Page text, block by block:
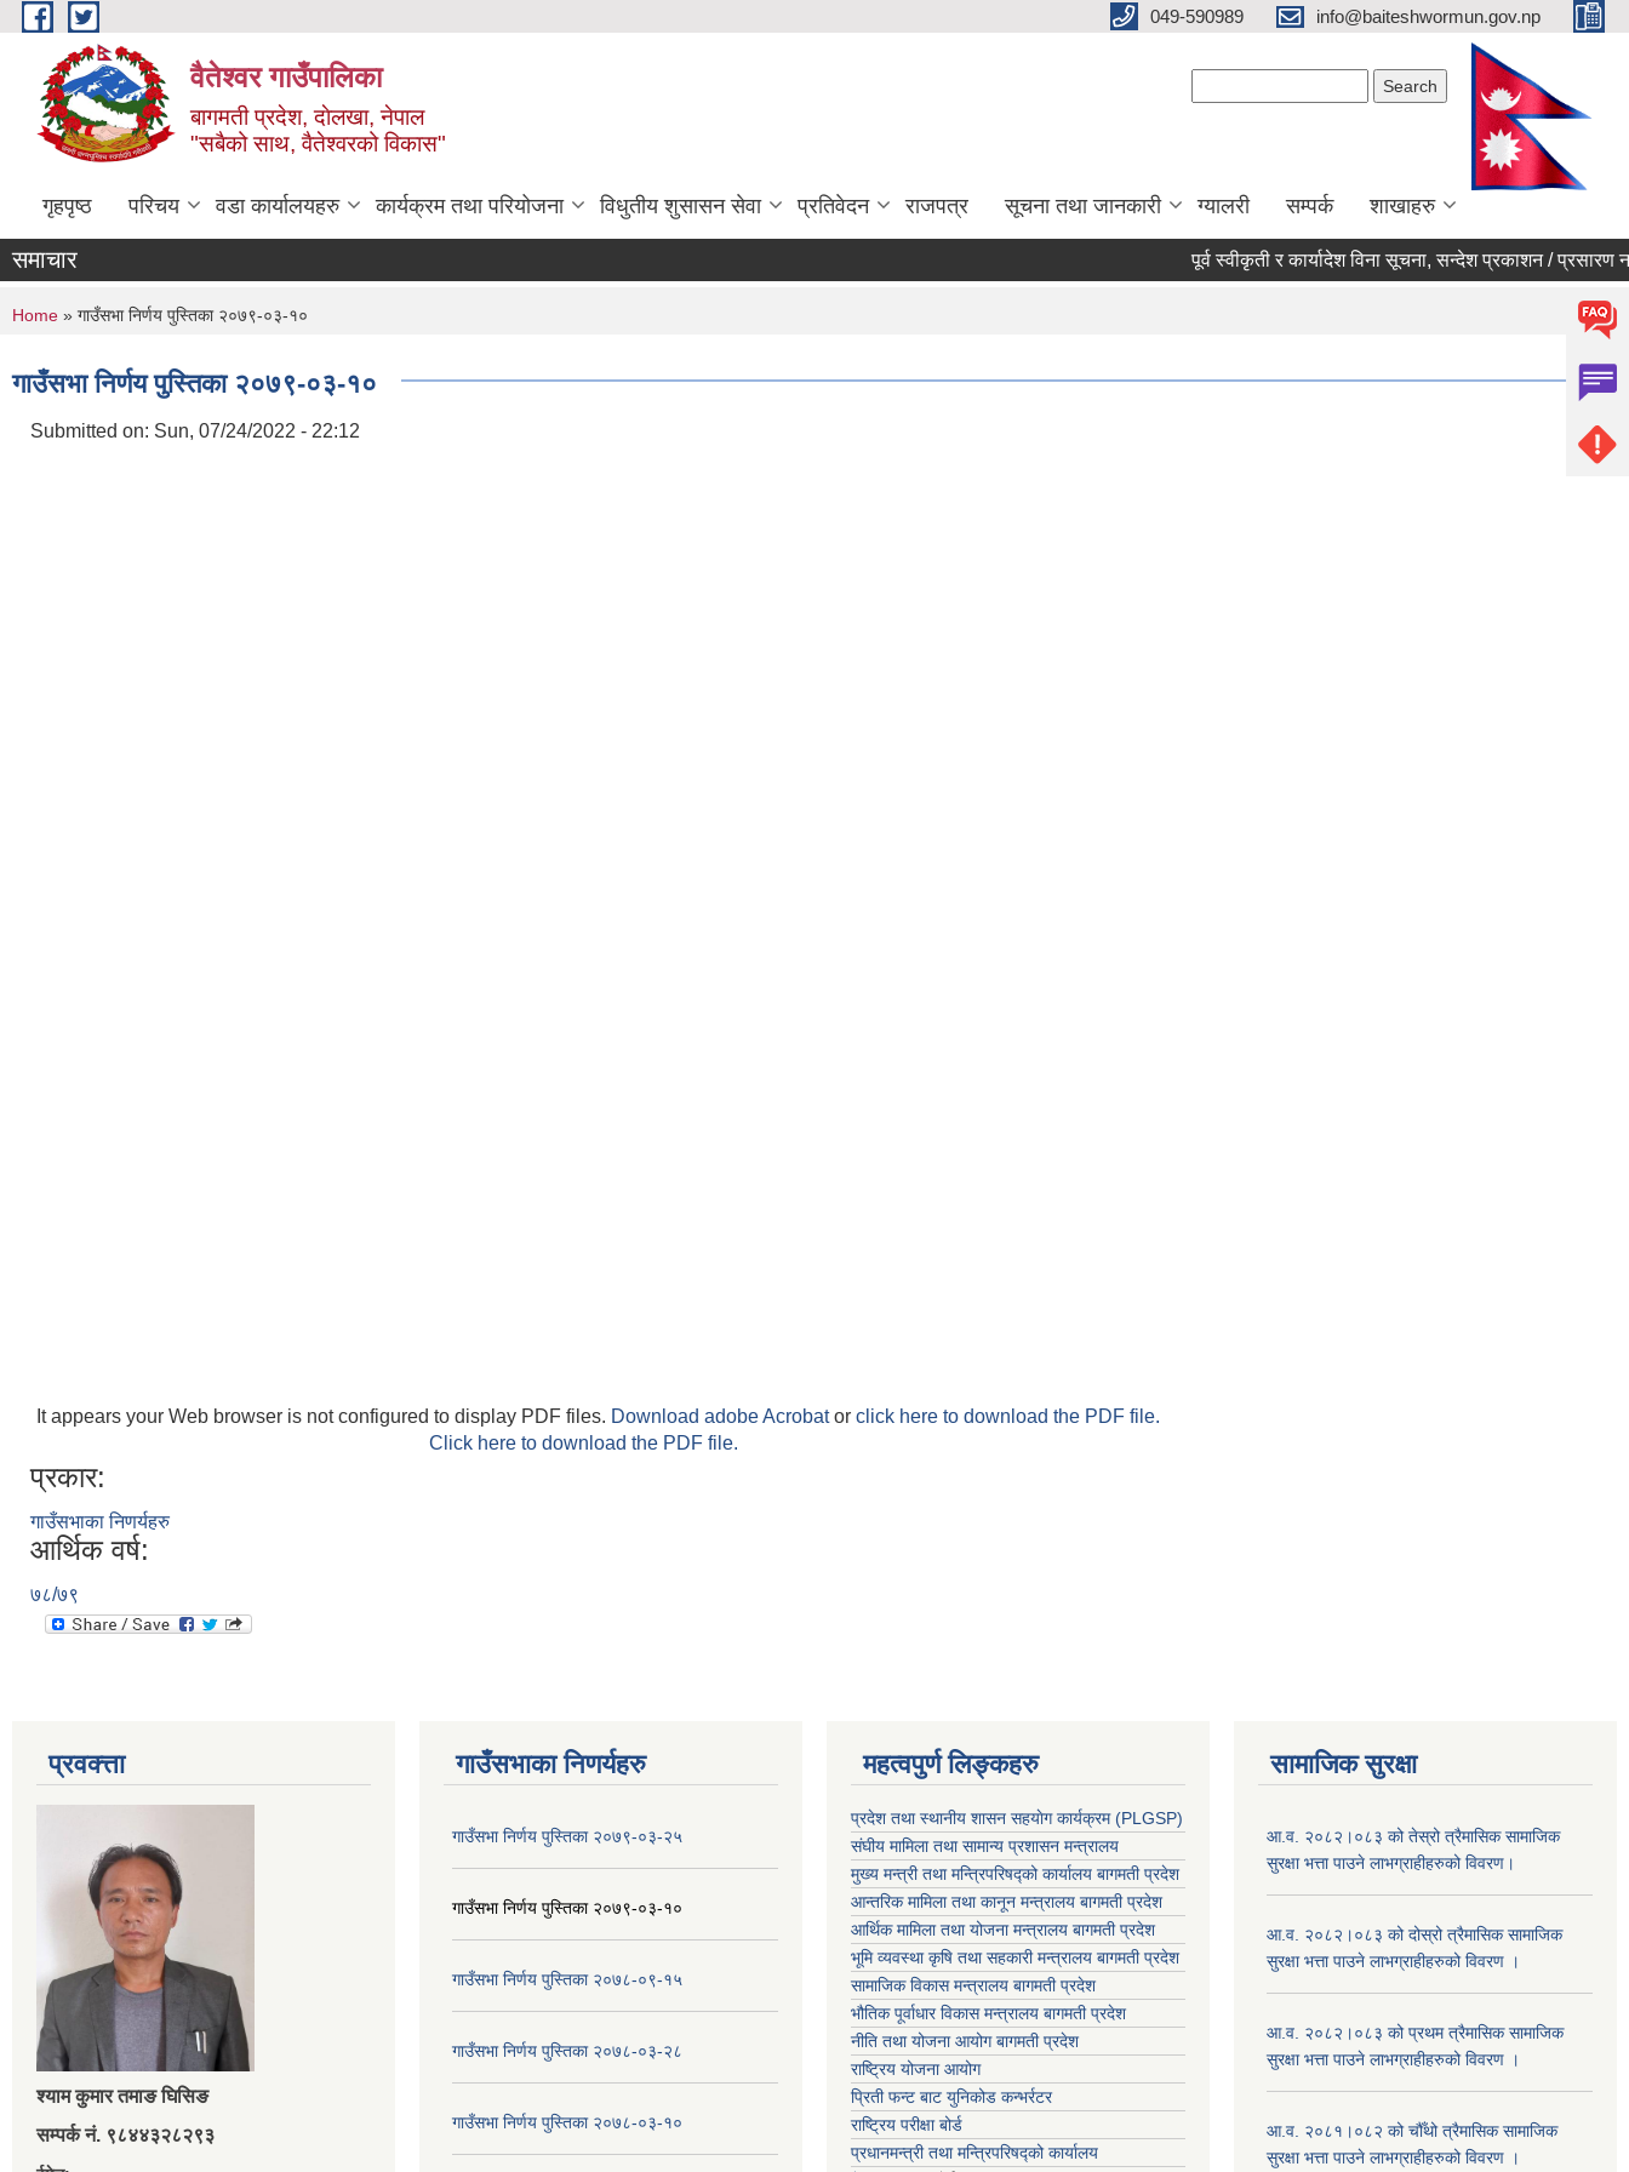
Skip to main content 049-590989 info@baiteshwormun.gov.np
वैतेश्वर गाउँपालिका
बागमती प्रदेश, दाेलखा, नेपाल
"सबैको साथ, वैतेश्वरको विकास"
गृहपृष्ठ परिचय वडा कार्यालयहरु कार्यक्रम तथा परियोजना विधुतीय शुसासन सेवा प्रतिवेदन राजपत्र सूचना तथा जानकारी ग्यालरी सम्पर्क शाखाहरु
समाचार पूर्व स्वीकृती र कार्यादेश विना सूचना, सन्देश प्रकाशन / प्रसारण नगर्ने
You are here
Home » गाउँसभा निर्णय पुस्तिका २०७९-०३-१०
गाउँसभा निर्णय पुस्तिका २०७९-०३-१०
Submitted on: Sun, 07/24/2022 - 22:12
It appears your Web browser is not configured to display PDF files. Download adobe Acrobator click here to download the PDF file.
Click here to download the PDF file.
प्रकार:
गाउँसभाका निणर्यहरु
आर्थिक वर्ष:
७८/७९
प्रवक्त्ता
श्‍याम कुमार तमाङ घिसिङ
सम्पर्क नं. ९८४४३२८२९३
गाउँसभाका निणर्यहरु
गाउँसभा निर्णय पुस्तिका २०७९-०३-२५
गाउँसभा निर्णय पुस्तिका २०७९-०३-१०
गाउँसभा निर्णय पुस्तिका २०७८-०९-१५
गाउँसभा निर्णय पुस्तिका २०७८-०३-२८
गाउँसभा निर्णय पुस्तिका २०७८-०३-१०
महत्वपुर्ण लिङ्कहरु
प्रदेश तथा स्थानीय शासन सहयाेग कार्यक्रम (PLGSP)
संघीय मामिला तथा सामान्य प्रशासन मन्त्रालय
मुख्य मन्त्री तथा मन्त्रिपरिषद्को कार्यालय बागमती प्रदेश
आन्तरिक मामिला तथा कानून मन्त्रालय बागमती प्रदेश
आर्थिक मामिला तथा योजना मन्त्रालय बागमती प्रदेश
भूमि व्यवस्था कृषि तथा सहकारी मन्त्रालय बागमती प्रदेश
सामाजिक विकास मन्त्रालय बागमती प्रदेश
भौतिक पूर्वाधार विकास मन्त्रालय बागमती प्रदेश
नीति तथा योजना आयोग बागमती प्रदेश
राष्ट्रिय योजना आयोग
प्रिती फन्ट बाट युनिकोड कन्भर्रटर
राष्ट्रिय परीक्षा बोर्ड
प्रधानमन्त्री तथा मन्त्रिपरिषद्को कार्यालय
सामाजिक सुरक्षा
आ.व. २०८२।०८३ को तेस्रो त्रैमासिक सामाजिक
सुरक्षा भत्ता पाउने लाभग्राहीहरुको विवरण।
आ.व. २०८२।०८३ को दोस्रो त्रैमासिक सामाजिक
सुरक्षा भत्ता पाउने लाभग्राहीहरुको विवरण ।
आ.व. २०८२।०८३ को प्रथम त्रैमासिक सामाजिक
सुरक्षा भत्ता पाउने लाभग्राहीहरुको विवरण ।
आ.व. २०८१।०८२ को चौँथो त्रैमासिक सामाजिक
सुरक्षा भत्ता पाउने लाभग्राहीहरुको विवरण ।